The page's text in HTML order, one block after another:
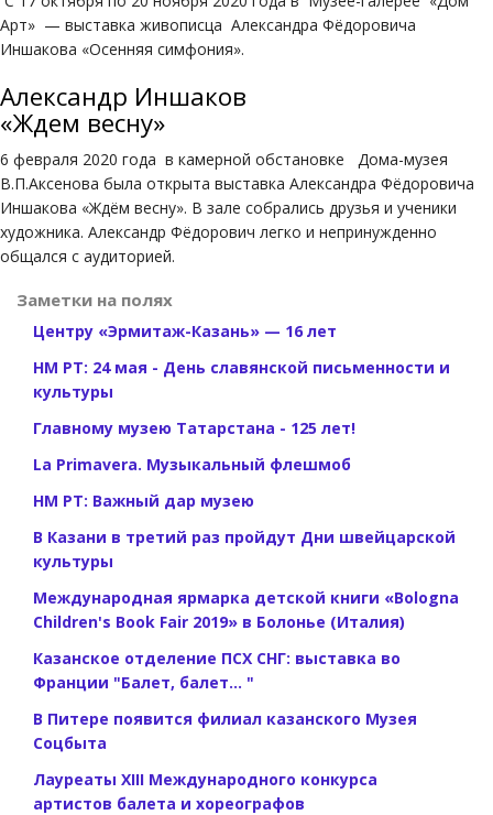
Арт» — выставка живописца Александра Фёдоровича
Иншакова «Осенняя симфония».
Александр Иншаков
«Ждем весну»
6 февраля 2020 года в камерной обстановке Дома-музея
В.П.Аксенова была открыта выставка Александра Фёдоровича
Иншакова «Ждём весну». В зале собрались друзья и ученики
художника. Александр Фёдорович легко и непринужденно
общался с аудиторией.
Заметки на полях
Центру «Эрмитаж-Казань» — 16 лет
НМ РТ: 24 мая - День славянской письменности и
культуры
Главному музею Татарстана - 125 лет!
La Primavera. Музыкальный флешмоб
НМ РТ: Важный дар музею
В Казани в третий раз пройдут Дни швейцарской
культуры
Международная ярмарка детской книги «Bologna
Children's Book Fair 2019» в Болонье (Италия)
Казанское отделение ПСХ СНГ: выставка во
Франции "Балет, балет... "
В Питере появится филиал казанского Музея
Соцбыта
Лауреаты XIII Международного конкурса
артистов балета и хореографов